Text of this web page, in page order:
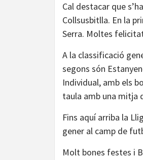
Cal destacar que
Collsusbitlla. En la
Serra. Moltes
A la classificació
segons són
Individual, amb els
taula amb una mitja
Fins aquí arriba la
gener al camp de
Molt bones festes i